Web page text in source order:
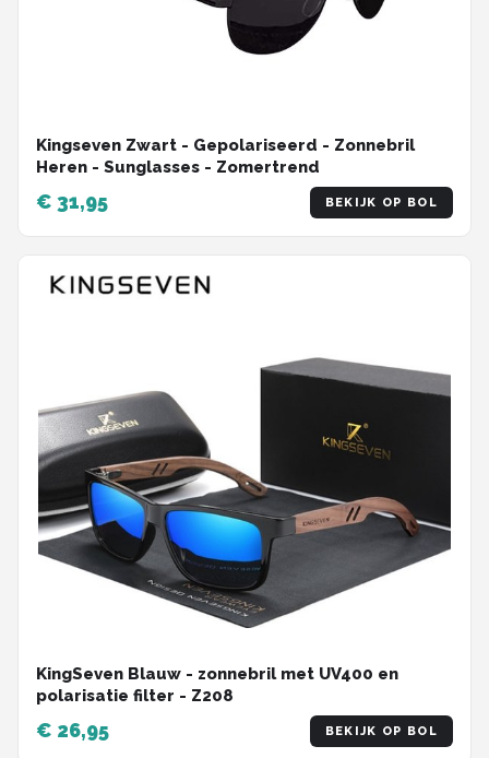
Kingseven Zwart - Gepolariseerd - Zonnebril
Heren - Sunglasses - Zomertrend
€ 31,95 BEKIJK OP BOL
KingSeven Blauw - zonnebril met UV400 en
polarisatie filter - Z208
€ 26,95 BEKIJK OP BOL